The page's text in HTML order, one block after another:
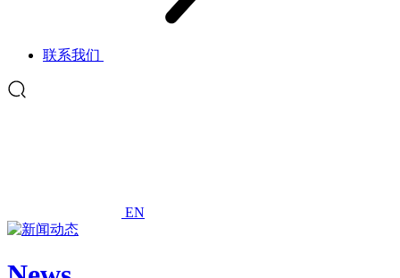
联系我们
EN